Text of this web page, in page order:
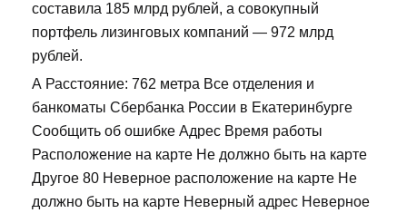
составила 185 млрд рублей, а совокупный
портфель лизинговых компаний — 972 млрд
рублей.
А Расстояние: 762 метра Все отделения и
банкоматы Сбербанка России в Екатеринбурге
Сообщить об ошибке Адрес Время работы
Расположение на карте Не должно быть на карте
Другое 80 Неверное расположение на карте Не
должно быть на карте Неверный адрес Неверное